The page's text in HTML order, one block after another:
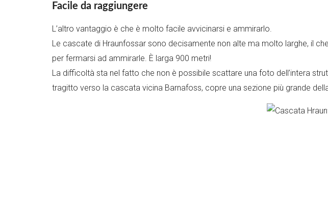
Facile da raggiungere
L’altro vantaggio è che è molto facile avvicinarsi e ammirarlo.
Le cascate di Hraunfossar sono decisamente non alte ma molto larghe, il
per fermarsi ad ammirarle. È larga 900 metri!
La difficoltà sta nel fatto che non è possibile scattare una foto dell’intera
tragitto verso la cascata vicina Barnafoss, copre una sezione più grande